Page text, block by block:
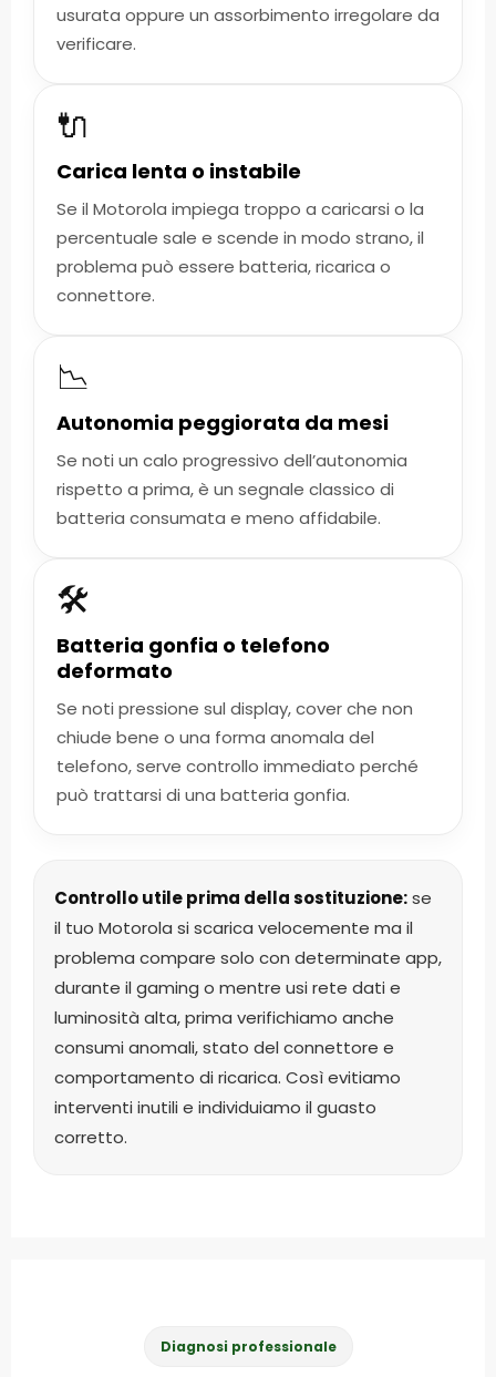
usurata oppure un assorbimento irregolare da
verificare.
🔌
Carica lenta o instabile
Se il Motorola impiega troppo a caricarsi o la
percentuale sale e scende in modo strano, il
problema può essere batteria, ricarica o
connettore.
📉
Autonomia peggiorata da mesi
Se noti un calo progressivo dell’autonomia
rispetto a prima, è un segnale classico di
batteria consumata e meno affidabile.
🛠️
Batteria gonfia o telefono
deformato
Se noti pressione sul display, cover che non
chiude bene o una forma anomala del
telefono, serve controllo immediato perché
può trattarsi di una batteria gonfia.
Controllo utile prima della sostituzione:se
il tuo Motorola si scarica velocemente ma il
problema compare solo con determinate app,
durante il gaming o mentre usi rete dati e
luminosità alta, prima verifichiamo anche
consumi anomali, stato del connettore e
comportamento di ricarica. Così evitiamo
interventi inutili e individuiamo il guasto
corretto.
Diagnosi professionale